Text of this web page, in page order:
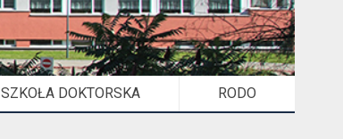
SZKOŁA DOKTORSKA RODO